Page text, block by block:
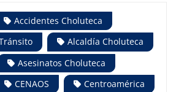
Accidentes Choluteca
Alcaldía Choluteca
Asesinatos Choluteca
CENAOS Centroamérica